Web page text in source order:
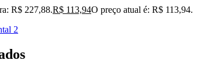
R$ 227,88.R$ 113,94O preço atual é: R$ 113,94.
2